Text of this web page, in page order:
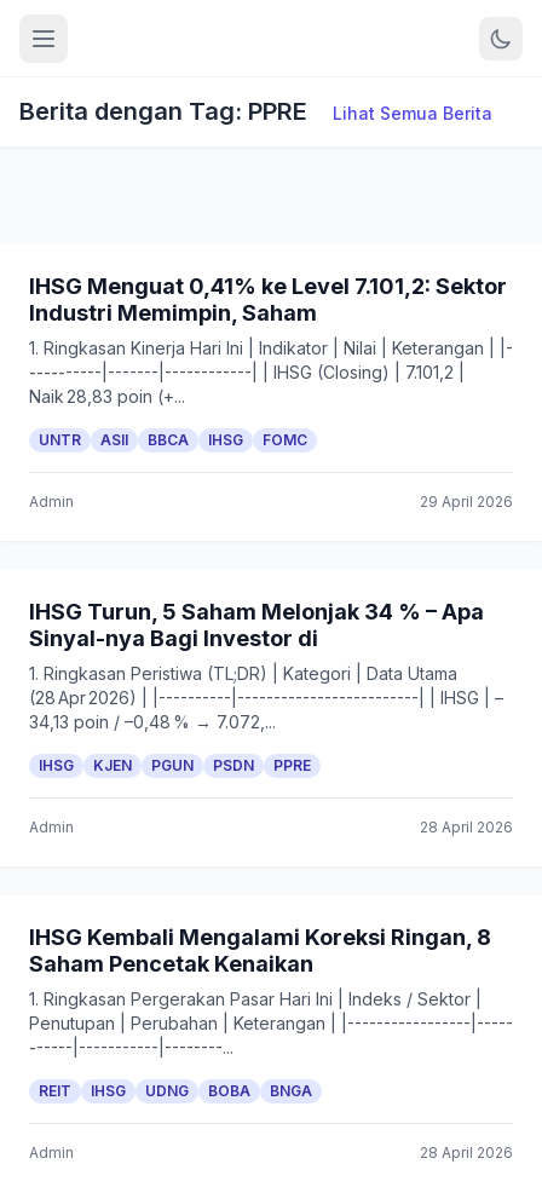
Berita dengan Tag: PPRE Lihat Semua Berita
IHSG Menguat 0,41% ke Level 7.101,2: Sektor
Industri Memimpin, Saham
1. Ringkasan Kinerja Hari Ini | Indikator | Nilai | Keterangan | |-
----------|-------|------------| | IHSG (Closing) | 7.101,2 |
Naik 28,83 poin (+...
UNTR ASII BBCA IHSG FOMC
Admin 29 April 2026
IHSG Turun, 5 Saham Melonjak 34 % – Apa
Sinyal-nya Bagi Investor di
1. Ringkasan Peristiwa (TL;DR) | Kategori | Data Utama
(28 Apr 2026) | |----------|-------------------------| | IHSG | –
34,13 poin / –0,48 % → 7.072,...
IHSG KJEN PGUN PSDN PPRE
Admin 28 April 2026
IHSG Kembali Mengalami Koreksi Ringan, 8
Saham Pencetak Kenaikan
1. Ringkasan Pergerakan Pasar Hari Ini | Indeks / Sektor |
Penutupan | Perubahan | Keterangan | |-----------------|-----
------|-----------|--------...
REIT IHSG UDNG BOBA BNGA
Admin 28 April 2026